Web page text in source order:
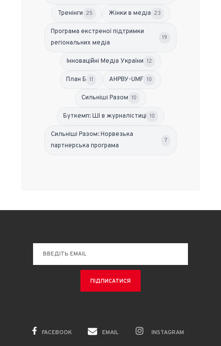
Тренінги 25 Жінки в медіа 23
Програма екстреної підтримки
регіональних медіа
19
Інноваційні Медіа України 12
План Б 11 АНРВУ-UMF 10
Сильніші Разом 10
Буткемп: ШІ в журналістиці 10
Сильніші Разом: Норвезька
партнерська програма
7
FACEBOOK EMAIL INSTAGRAM